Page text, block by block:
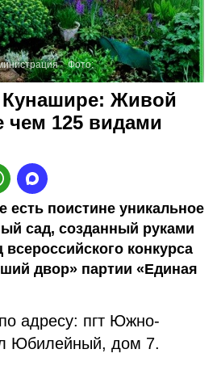
Фото:
Кунашире: Живой
чем 125 видами
поистине уникальное
сад, созданный руками
конкурса
двор» партии «Единая
адресу: пгт Южно-
Юбилейный, дом 7.